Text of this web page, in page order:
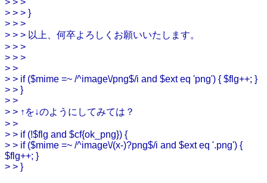
> > > }
> > >
> > > 以上、何卒よろしくお願いいたします。
> > >
> > >
> >
> > if ($mime =~ /^image\/png$/i and $ext eq 'png') { $flg++; }
> > }
> >
> > ↑を↓のようにしてみては？
> >
> > if (!$flg and $cf{ok_png}) {
> > if ($mime =~ /^image\/(x-)?png$/i and $ext eq '.png') {
$flg++; }
> > }